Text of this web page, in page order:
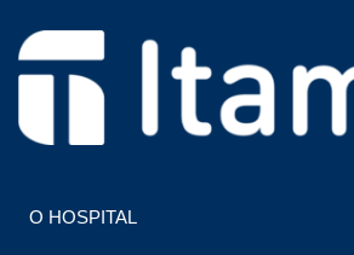
HOSPITAL EM FOZ DO
O HOSPITAL